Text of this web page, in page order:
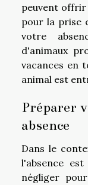
peuvent
pour la prise
votre
d'animaux
vacances en
animal est
Préparer
absence
Dans le
l'absence
négliger